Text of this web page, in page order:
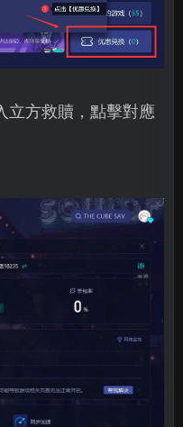
立方救贖，點擊對應